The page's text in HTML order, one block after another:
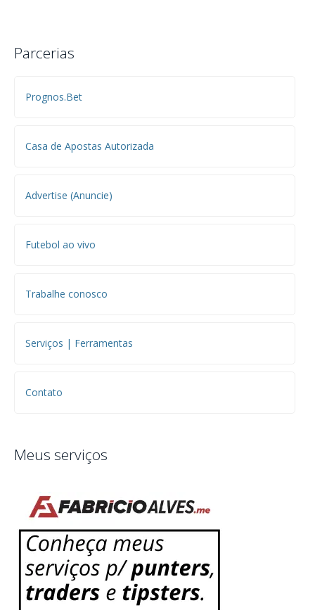
Parcerias
Prognos.Bet
Casa de Apostas Autorizada
Advertise (Anuncie)
Futebol ao vivo
Trabalhe conosco
Serviços | Ferramentas
Contato
Meus serviços